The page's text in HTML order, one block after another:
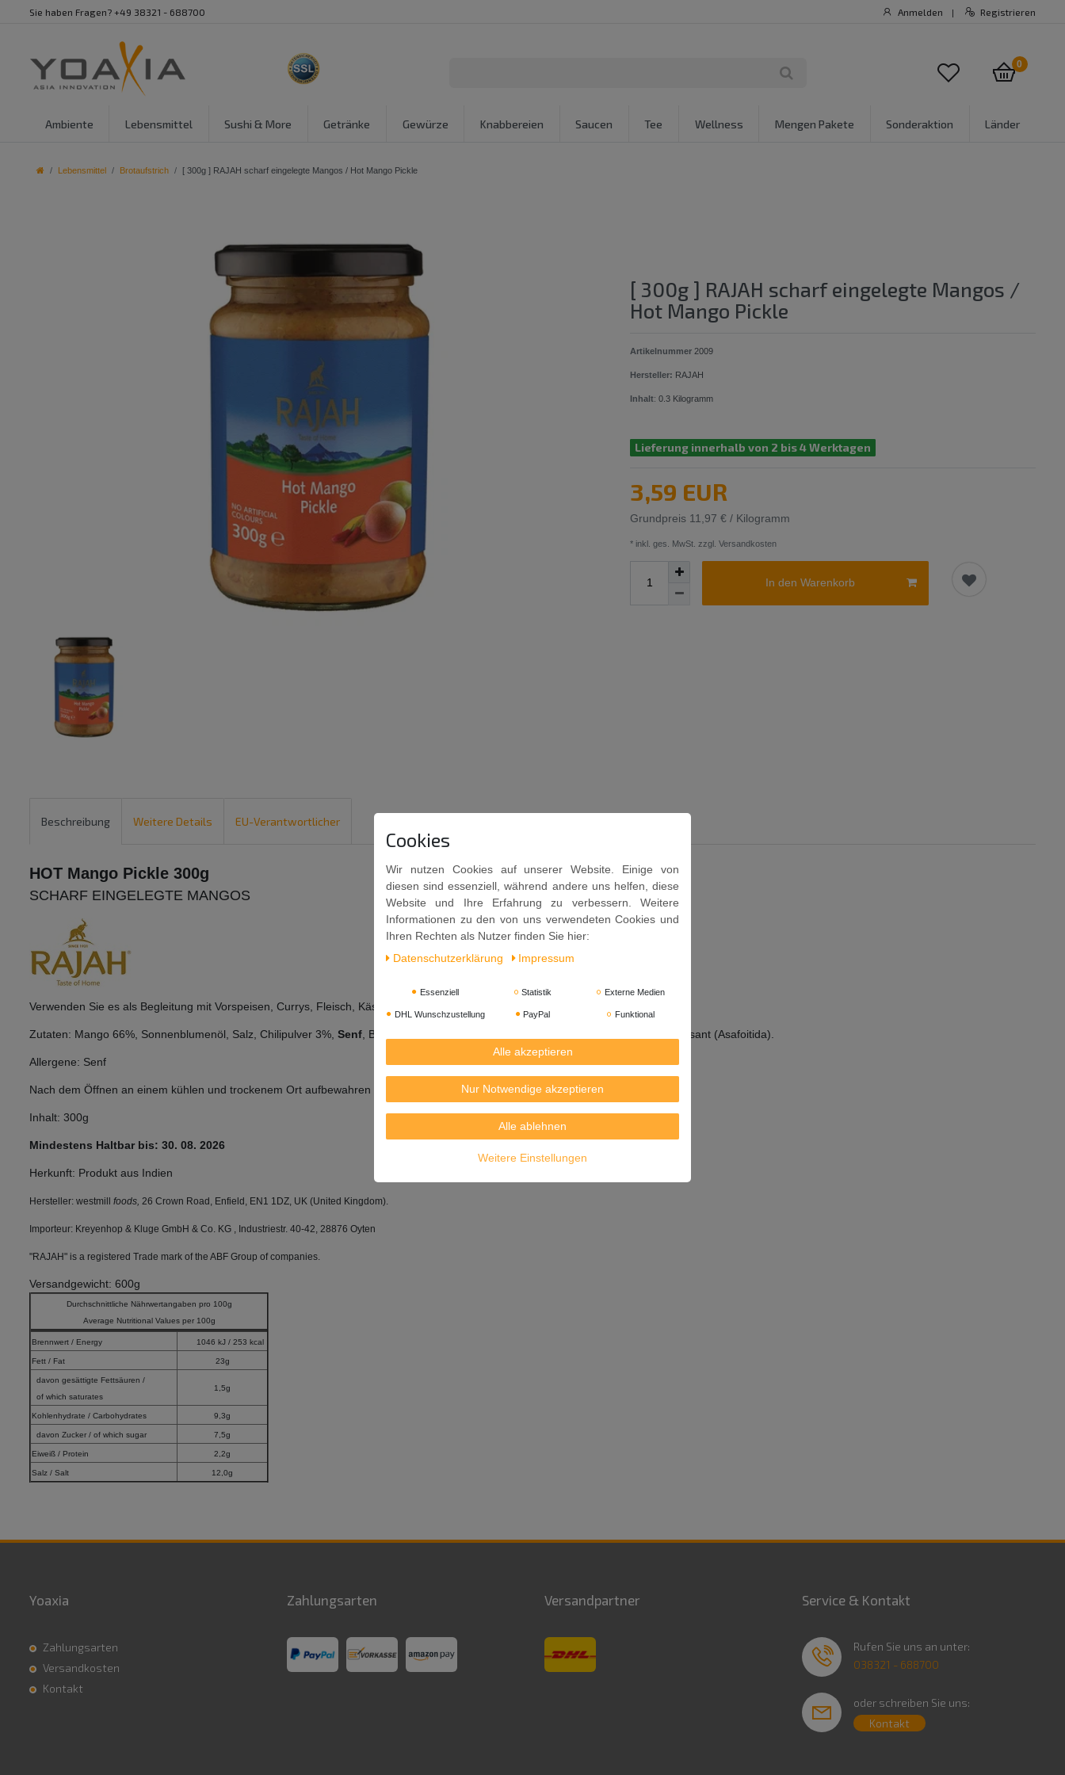
Sie haben Fragen? +49 38321 - 688700 Anmelden | Registrieren
0
Ambiente Lebensmittel Sushi & More Getränke Gewürze Knabbereien Saucen Tee Wellness Mengen Pakete Sonderaktion Länder
Lebensmittel Brotaufstrich [ 300g ] RAJAH scharf eingelegte Mangos / Hot Mango Pickle
[ 300g ] RAJAH scharf eingelegte Mangos /
Hot Mango Pickle
Artikelnummer 2009
Hersteller: RAJAH
Inhalt:0.3 Kilogramm
Lieferung innerhalb von 2 bis 4 Werktagen
3,59 EUR
Grundpreis 11,97 € / Kilogramm
* inkl. ges. MwSt. zzgl. Versandkosten
In den Warenkorb
Beschreibung Weitere Details EU-Verantwortlicher
HOT Mango Pickle 300g
SCHARF EINGELEGTE MANGOS
Verwenden Sie es als Begleitung mit Vorspeisen, Currys, Fleisch, Käse und Poppadums.
Zutaten: Mango 66%, Sonnenblumenöl, Salz, Chilipulver 3%, Senf Bockshornklee, Asant (Asafoitida).
Allergene: Senf
Nach dem Öffnen an einem kühlen und trockenem Ort aufbewahren und innerhalb von 3 Monaten verwenden.
Inhalt: 300g
Mindestens Haltbar bis: 30. 08. 2026
Herkunft: Produkt aus Indien
Hersteller: westmill foods, 26 Crown Road, Enfield, EN1 1DZ, UK (United Kingdom).
Importeur: Kreyenhop & Kluge GmbH & Co. KG , Industriestr. 40-42, 28876 Oyten
"RAJAH" is a registered Trade mark of the ABF Group of companies.
Versandgewicht: 600g
Durchschnittliche Nährwertangaben pro 100g
Average Nutritional Values per 100g
Brennwert / Energy 1046 kJ / 253 kcal
Fett / Fat 23g
davon gesättigte Fettsäuren /
of which saturates
1,5g
Kohlenhydrate / Carbohydrates 9,3g
davon Zucker / of which sugar 7,5g
Eiweiß / Protein 2,2g
Salz / Salt 12,0g
Yoaxia
Zahlungsarten
Versandkosten
Kontakt
Zahlungsarten Versandpartner Service & Kontakt
Rufen Sie uns an unter:
038321 - 688700
oder schreiben Sie uns:
Kontakt
Cookies
Wir nutzen Cookies auf unserer Website. Einige von
diesen sind essenziell, während andere uns helfen, diese
Website und Ihre Erfahrung zu verbessern. Weitere
Informationen zu den von uns verwendeten Cookies und
Ihren Rechten als Nutzer finden Sie hier:
Daten­schutz­erklärung
Impressum
Essenziell Statistik Externe Medien
DHL Wunschzustellung PayPal Funktional
Alle akzeptieren
Nur Notwendige akzeptieren
Alle ablehnen
Weitere Einstellungen